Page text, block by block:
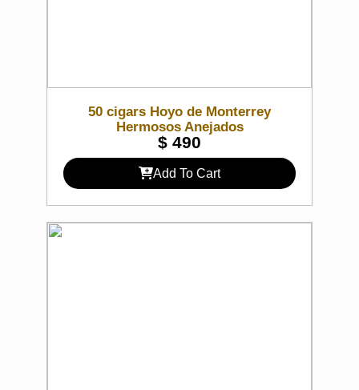
50 cigars Hoyo de Monterrey
Hermosos Anejados
$ 490
Add To Cart